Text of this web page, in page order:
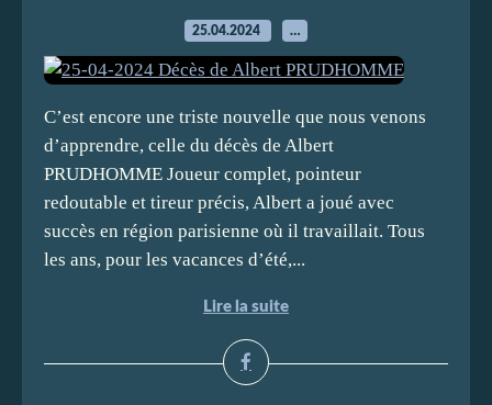
25.04.2024 …
C’est encore une triste nouvelle que nous venons
d’apprendre, celle du décès de Albert
PRUDHOMME Joueur complet, pointeur
redoutable et tireur précis, Albert a joué avec
succès en région parisienne où il travaillait. Tous
les ans, pour les vacances d’été,...
Lire la suite